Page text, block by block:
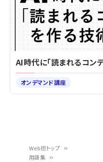
Web担トップ
用語集
AI時代に「読まれるコン
オンデマンド講座